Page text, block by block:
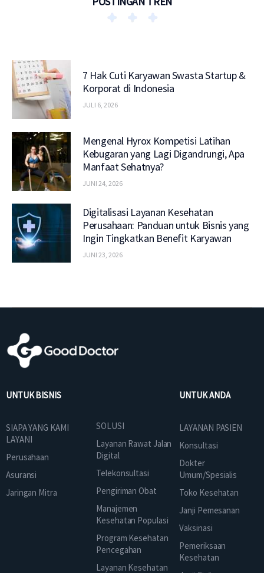
7 Hak Cuti Karyawan Swasta Startup &
Korporat di Indonesia
JULI 6, 2026
Mengenal Hyrox Kompetisi Latihan
Kebugaran yang Lagi Digandrungi, Apa
Manfaat Sehatnya?
JUNI 24, 2026
Digitalisasi Layanan Kesehatan
Perusahaan: Panduan untuk Bisnis yang
Ingin Tingkatkan Benefit Karyawan
JUNI 23, 2026
UNTUK BISNIS
SIAPA YANG KAMI
LAYANI
Perusahaan
Asuransi
Jaringan Mitra
SOLUSI
Layanan Rawat Jalan
Digital
Telekonsultasi
Pengiriman Obat
Manajemen
Kesehatan Populasi
Program Kesehatan
Pencegahan
Layanan Kesehatan
UNTUK ANDA
LAYANAN PASIEN
Konsultasi
Dokter
Umum/Spesialis
Toko Kesehatan
Janji Pemesanan
Vaksinasi
Pemeriksaan
Kesehatan